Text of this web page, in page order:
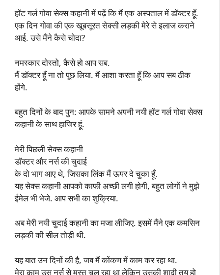
हॉट गर्ल गोवा सेक्स कहानी में पढ़ें कि मैं एक अस्पताल में डॉक्टर हूँ.
एक दिन गोवा की एक खूबसूरत सेक्सी लड़की मेरे से इलाज कराने
आई. उसे मैंने कैसे चोदा?
नमस्कार दोस्तो, कैसे हो आप सब.
मैं डॉक्टर हूँ ना तो पूछ लिया. मैं आशा करता हूँ कि आप सब ठीक
होंगे.
बहुत दिनों के बाद पुन: आपके सामने अपनी नयी हॉट गर्ल गोवा सेक्स
कहानी के साथ हाजिर हूं.
मेरी पिछली सेक्स कहानी
डॉक्टर और नर्स की चुदाई
के दो भाग आए थे, जिसका लिंक मैं ऊपर दे चुका हूँ.
यह सेक्स कहानी आपको काफी अच्छी लगी होगी, बहुत लोगों ने मुझे
ईमेल भी भेजे. आप सभी का शुक्रिया.
अब मेरी नयी चुदाई कहानी का मजा लीजिए. इसमें मैंने एक कमसिन
लड़की की सील तोड़ी थी.
यह बात उन दिनों की है, जब मैं कोंकण में काम कर रहा था.
मेरा काम उस नर्स से मस्त चल रहा था लेकिन उसकी शादी तय हो